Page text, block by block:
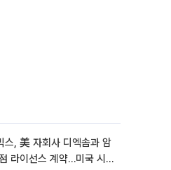
스, 美 자회사 디엑솜과 암
라이선스 계약…미국 시